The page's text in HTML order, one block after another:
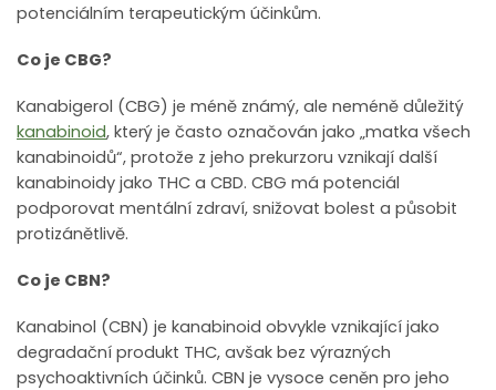
potenciálním terapeutickým účinkům.
Co je CBG?
Kanabigerol (CBG) je méně známý, ale neméně důležitý
kanabinoid, který je často označován jako „matka všech
kanabinoidů“, protože z jeho prekurzoru vznikají další
kanabinoidy jako THC a CBD. CBG má potenciál
podporovat mentální zdraví, snižovat bolest a působit
protizánětlivě.
Co je CBN?
Kanabinol (CBN) je kanabinoid obvykle vznikající jako
degradační produkt THC, avšak bez výrazných
psychoaktivních účinků. CBN je vysoce ceněn pro jeho